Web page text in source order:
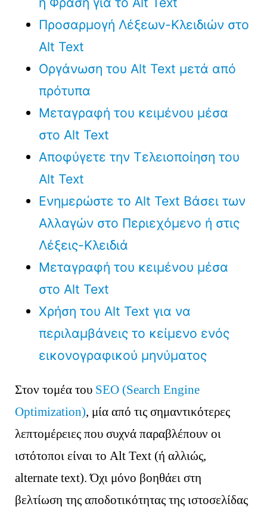
Προσαρμογή Λέξεων-Κλειδιών στο
Alt Text
Οργάνωση του Alt Text μετά από
πρότυπα
Μεταγραφή του κειμένου μέσα
στο Alt Text
Αποφύγετε την Τελειοποίηση του
Alt Text
Ενημερώστε το Alt Text Βάσει των
Αλλαγών στο Περιεχόμενο ή στις
Λέξεις-Κλειδιά
Μεταγραφή του κειμένου μέσα
στο Alt Text
Χρήση του Alt Text για να
περιλαμβάνεις το κείμενο ενός
εικονογραφικού μηνύματος
Στον τομέα του SEO (Search Engine
Optimization), μία από τις σημαντικότερες
λεπτομέρειες που συχνά παραβλέπουν οι
ιστότοποι είναι το Alt Text (ή αλλιώς,
alternate text). Όχι μόνο βοηθάει στη
βελτίωση της αποδοτικότητας της ιστοσελίδας